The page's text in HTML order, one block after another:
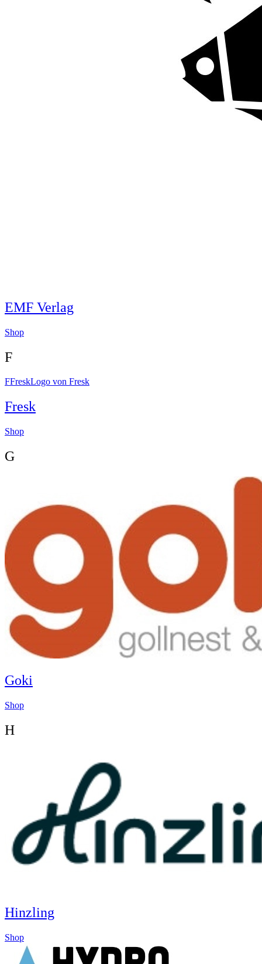
EMF Verlag
Shop
F
FFreskLogo von Fresk
Fresk
Shop
G
Goki
Shop
H
Hinzling
Shop